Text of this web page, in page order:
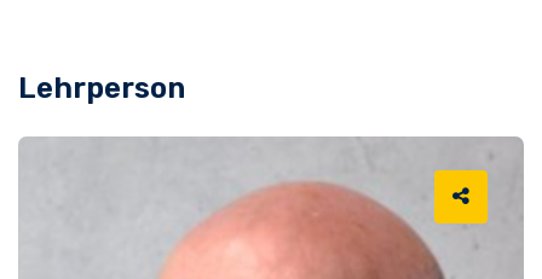
Lehrperson